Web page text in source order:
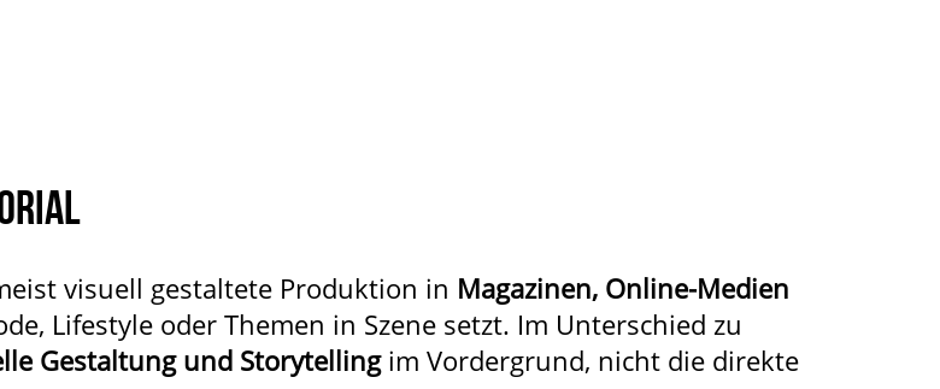
visuell gestaltete Produktion in Magazinen, Online-Medien
Lifestyle oder Themen in Szene setzt. Im Unterschied zu
Gestaltung und Storytellingim Vordergrund, nicht die direkte